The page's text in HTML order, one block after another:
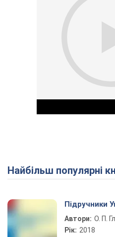
Найбільш популярні
Підручники
Автори: О. П.
Рік: 2018